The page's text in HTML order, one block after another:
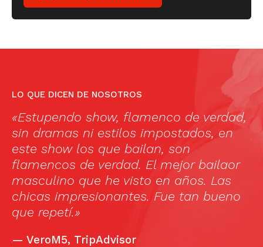
LO QUE DICEN DE NOSOTROS
«Estupendo show, flamenco de verdad,
sin dramas ni estilos impostados, en
este show los que bailan, son
flamencos de verdad. El mejor bailaor
masculino que he visto en años. Las
chicas impresionantes. Fue tan bueno
que repetí.»
— VeroM5, TripAdvisor